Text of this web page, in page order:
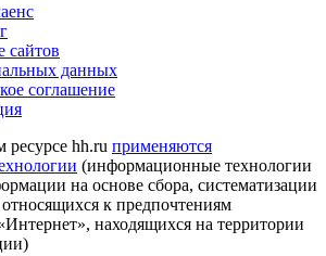
сайтов
данных
соглашение
hh.ru применяются
(информационные технологии
на основе сбора, систематизации
к предпочтениям
находящихся на территории